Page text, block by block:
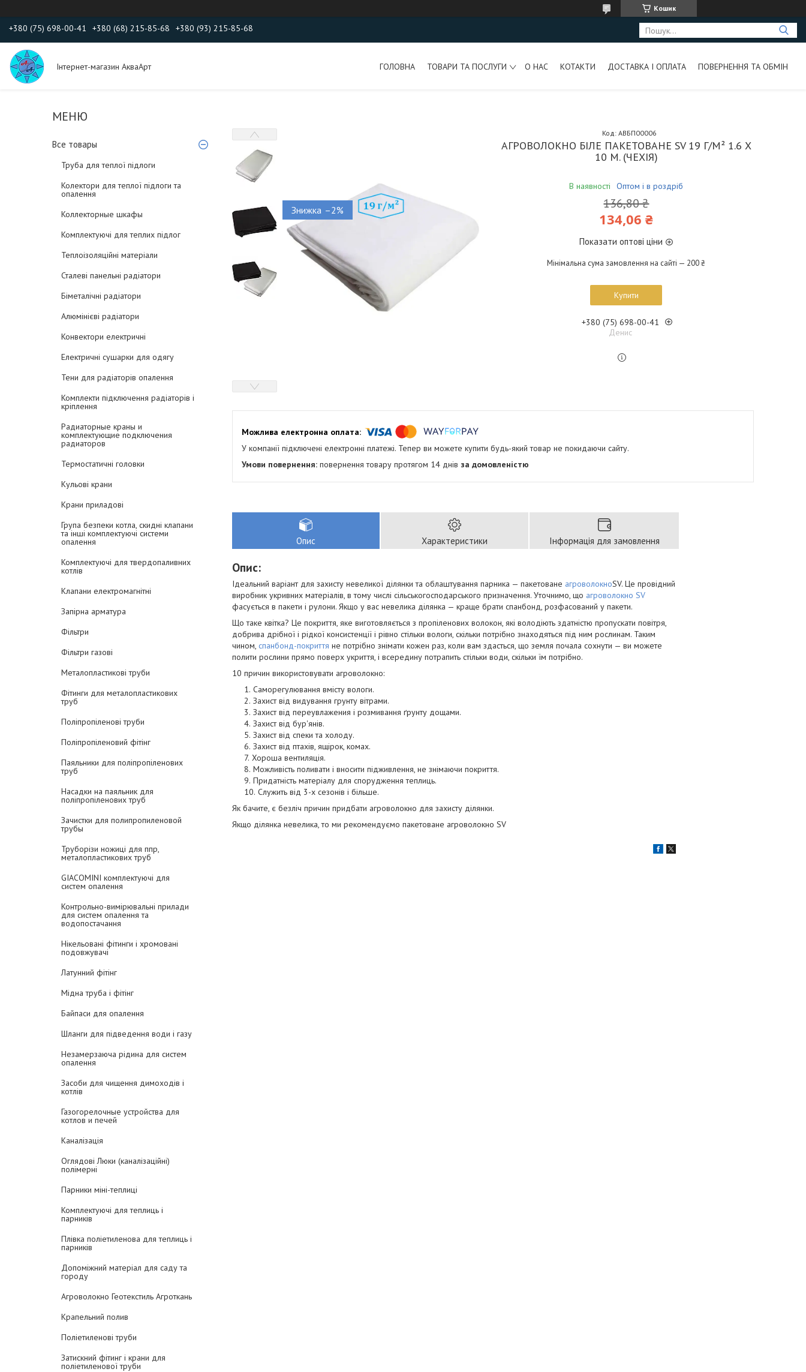
Кошик
+380 (75) 698-00-41 +380 (68) 215-85-68 +380 (93) 215-85-68
Інтернет-магазин АкваАрт ГОЛОВНА ТОВАРИ ТА ПОСЛУГИ О НАС КОТАКТИ ДОСТАВКА І ОПЛАТА ПОВЕРНЕННЯ ТА ОБМІН
Все товары
Труба для теплої підлоги
Колектори для теплої підлоги та
опалення
Коллекторные шкафы
Комплектуючі для теплих підлог
Теплоізоляційні матеріали
Сталеві панельні радіатори
Біметалічні радіатори
Алюмінієві радіатори
Конвектори електричні
Електричні сушарки для одягу
Тени для радіаторів опалення
Комплекти підключення радіаторів і
кріплення
Радиаторные краны и
комплектующие подключения
радиаторов
Термостатичні головки
Кульові крани
Крани приладові
Група безпеки котла, скидні клапани
та інші комплектуючі системи
опалення
Комплектуючі для твердопаливних
котлів
Клапани електромагнітні
Запірна арматура
Фільтри
Фільтри газові
Металопластикові труби
Фітинги для металопластикових
труб
Поліпропіленові труби
Поліпропіленовий фітінг
Паяльники для поліпропіленових
труб
Насадки на паяльник для
поліпропіленових труб
Зачистки для полипропиленовой
трубы
Труборізи ножиці для ппр,
металопластикових труб
GIACOMINI комплектуючі для
систем опалення
Контрольно-вимірювальні прилади
для систем опалення та
водопостачання
Нікельовані фітинги і хромовані
подовжувачі
Латунний фітінг
Мідна труба і фітінг
Байпаси для опалення
Шланги для підведення води і газу
Незамерзаюча рідина для систем
опалення
Засоби для чищення димоходів і
котлів
Газогорелочные устройства для
котлов и печей
Каналізація
Оглядові Люки (каналізаційні)
полімерні
Парники міні-теплиці
Комплектуючі для теплиць і
парників
Плівка поліетиленова для теплиць і
парників
Допоміжний матеріал для саду та
городу
Агроволокно Геотекстиль Агроткань
Крапельний полив
Поліетиленові труби
Затискний фітинг і крани для
поліетиленової труби
–2%
АГРОВОЛОКНО БІЛЕ ПАКЕТОВАНЕ SV 19 Г/М² 1.6 Х
10 М. (ЧЕХІЯ)
В наявності Оптом і в роздріб
Код: АВБП00006
136,80 ₴
134,06 ₴
Показати оптові ціни
Мінімальна сума замовлення на сайті — 200 ₴
Купити
+380 (75) 698-00-41
Денис
У компанії підключені електронні платежі. Тепер ви можете купити будь-який товар не покидаючи сайту.
повернення товару протягом 14 днів за домовленістю
Опис Характеристики Інформація для замовлення
Опис:
Ідеальний варіант для захисту невеликої ділянки та облаштування парника — пакетоване агроволокноSV. Це провідний
виробник укривних матеріалів, в тому числі сільськогосподарського призначення. Уточнимо, що агроволокно SV
фасується в пакети і рулони. Якщо у вас невелика ділянка — краще брати спанбонд, розфасований у пакети.
Що таке квітка? Це покриття, яке виготовляється з пропіленових волокон, які володіють здатністю пропускати повітря,
добрива дрібної і рідкої консистенції і рівно стільки вологи, скільки потрібно знаходяться під ним рослинам. Таким
чином, спанбонд-покриття не потрібно знімати кожен раз, коли вам здасться, що земля почала сохнути — ви можете
полити рослини прямо поверх укриття, і всередину потрапить стільки води, скільки їм потрібно.
10 причин використовувати агроволокно:
Саморегулювання вмісту вологи.
Захист від видування грунту вітрами.
Захист від переувлажения і розмивання ґрунту дощами.
Захист від бур'янів.
Захист від спеки та холоду.
Захист від птахів, ящірок, комах.
Хороша вентиляція.
Можливість поливати і вносити підживлення, не знімаючи покриття.
Придатність матеріалу для спорудження теплиць.
Служить від 3-х сезонів і більше.
Як бачите, є безліч причин придбати агроволокно для захисту ділянки.
Якщо ділянка невелика, то ми рекомендуємо пакетоване агроволокно SV